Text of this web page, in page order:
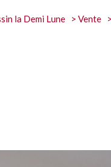
la Demi Lune Vente